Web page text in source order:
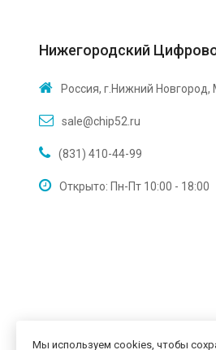
Нижегородский
Россия, г.Нижний
sale@chip52.ru
(831) 410-44-99
Открыто: Пн-Пт 10:00 - 18:00
Мы используем cookies, чтобы